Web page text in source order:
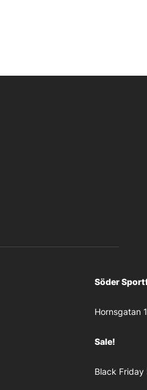
Söder
Hornsgatan
Sale!
Black Friday